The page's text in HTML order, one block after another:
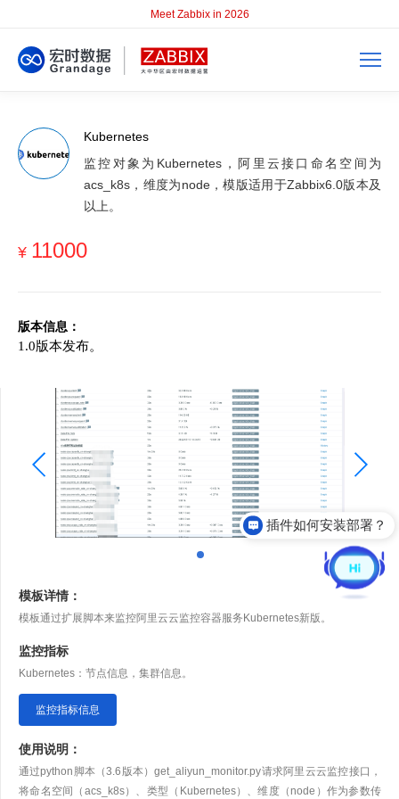
Meet Zabbix in 2026
Kubernetes
监控对象为Kubernetes，阿里云接口命名空间为
acs_k8s，维度为node，模版适用于Zabbix6.0版本及
以上。
¥ 11000
版本信息：
1.0版本发布。
模板详情：
模板通过扩展脚本来监控阿里云云监控容器服务Kubernetes新版。
监控指标
Kubernetes：节点信息，集群信息。
监控指标信息
使用说明：
通过python脚本（3.6版本）get_aliyun_monitor.py请求阿里云云监控接口，
将命名空间（acs_k8s）、类型（Kubernetes）、维度（node）作为参数传
插件如何安装部署？